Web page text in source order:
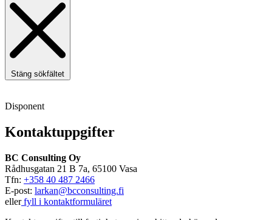
Stäng sökfältet
Disponent
Kontaktuppgifter
BC Consulting Oy
Rådhusgatan 21 B 7a, 65100 Vasa
Tfn: +358 40 487 2466
E-post: larkan@bcconsulting.fi
ellerfyll i kontaktformuläret